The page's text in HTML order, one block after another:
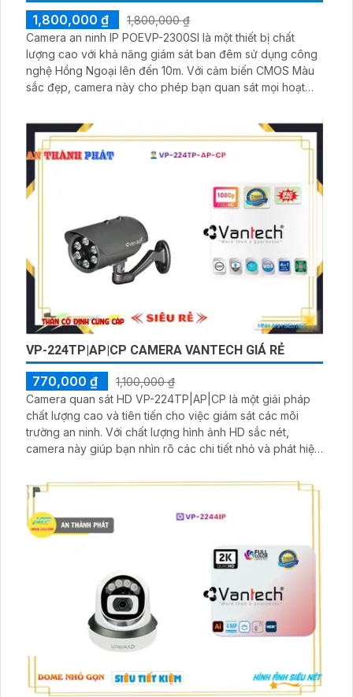
1,800,000 ₫
1,800,000 ₫
Camera an ninh IP POEVP-2300SI là một thiết bị chất
lượng cao với khả năng giám sát ban đêm sử dụng công
nghệ Hồng Ngoại lên đến 10m. Với cảm biến CMOS Màu
sắc đẹp, camera này cho phép bạn quan sát mọi hoạt
và sắc nét. Được xử lý với công nghệ IP POE mới nhất,
camera này cung cấp hình ảnh sáng đẹp đến 2.0 MP mà
vẫn tiết kiệm băng thông
VP-224TP|AP|CP CAMERA VANTECH GIÁ RẺ
770,000 ₫
1,100,000 ₫
Camera quan sát HD VP-224TP|AP|CP là một giải pháp
chất lượng cao và tiên tiến cho việc giám sát các môi
trường an ninh. Với chất lượng hình ảnh HD sắc nét,
camera này giúp bạn nhìn rõ các chi tiết nhỏ và phát hiện
lắp đặt và điều chỉnh, đảm bảo quan sát toàn diện.
Camera có khả năng xoay ngang và xoay dọc để giám
sát các góc nhìn khác nhau